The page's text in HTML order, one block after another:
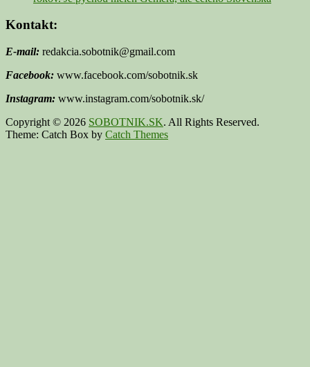
Kontakt:
E-mail: redakcia.sobotnik@gmail.com
Facebook: www.facebook.com/sobotnik.sk
Instagram: www.instagram.com/sobotnik.sk/
Copyright © 2026 SOBOTNIK.SK. All Rights Reserved.
Theme: Catch Box by Catch Themes